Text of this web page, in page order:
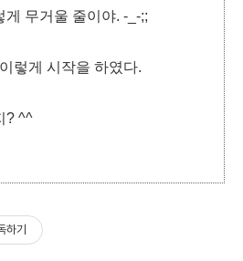
무거울 줄이야. -_-;;
렇게 시작을 하였다.
? ^^
하기